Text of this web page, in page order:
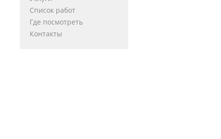
Список работ
Где посмотреть
Контакты